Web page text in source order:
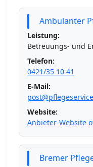
Ambulanter
Leistung:
Betreuungs- und
Telefon:
0421/35 10 41
E-Mail:
Website:
Anbieter-Website
Bremer